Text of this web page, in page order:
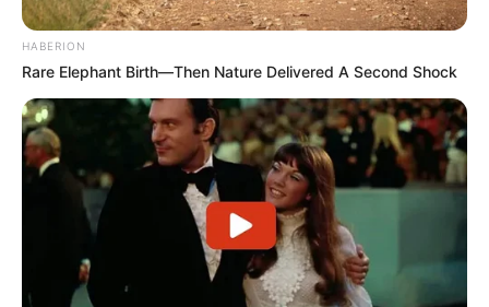
HABERION
Rare Elephant Birth—Then Nature Delivered A Second Shock